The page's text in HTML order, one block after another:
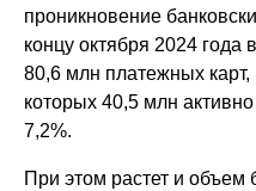
проникновение
концу октября 2024
80,6 млн платежных карт,
которых 40,5 млн
7,2%.
При этом растет и объем